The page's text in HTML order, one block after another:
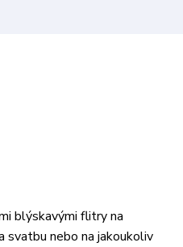
blýskavými flitry na
svatbu nebo na jakoukoliv